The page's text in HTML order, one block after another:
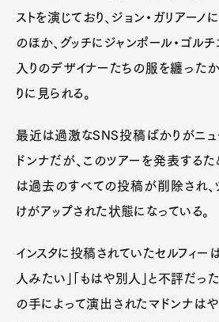
ストを演じており、ジョン・ガリアーノ
のほか、グッチにジャンポール・ゴル
入りのデザイナーたちの服を纏った
りに見られる。
最近は過激なSNS投稿ばかりがニ
ドンナだが、このツアーを発表するた
は過去のすべての投稿が削除され
けがアップされた状態になっている。
インスタに投稿されていたセルフィー
人みたい」「もはや別人」と不評だっ
の手によって演出されたマドンナはや